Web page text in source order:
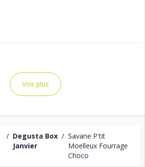
/ Degusta Box
Janvier
/ Savane P'tit
Moelleux Fourrage
Choco
Voir plus